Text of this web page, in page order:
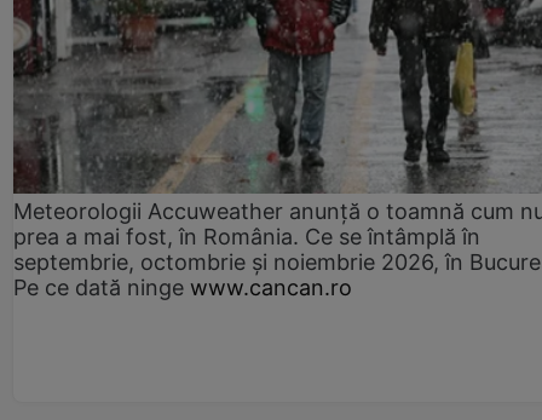
Meteorologii Accuweather anunță o toamnă cum
prea a mai fost, în România. Ce se întâmplă în
septembrie, octombrie și noiembrie 2026, în
Pe ce dată ninge www.cancan.ro